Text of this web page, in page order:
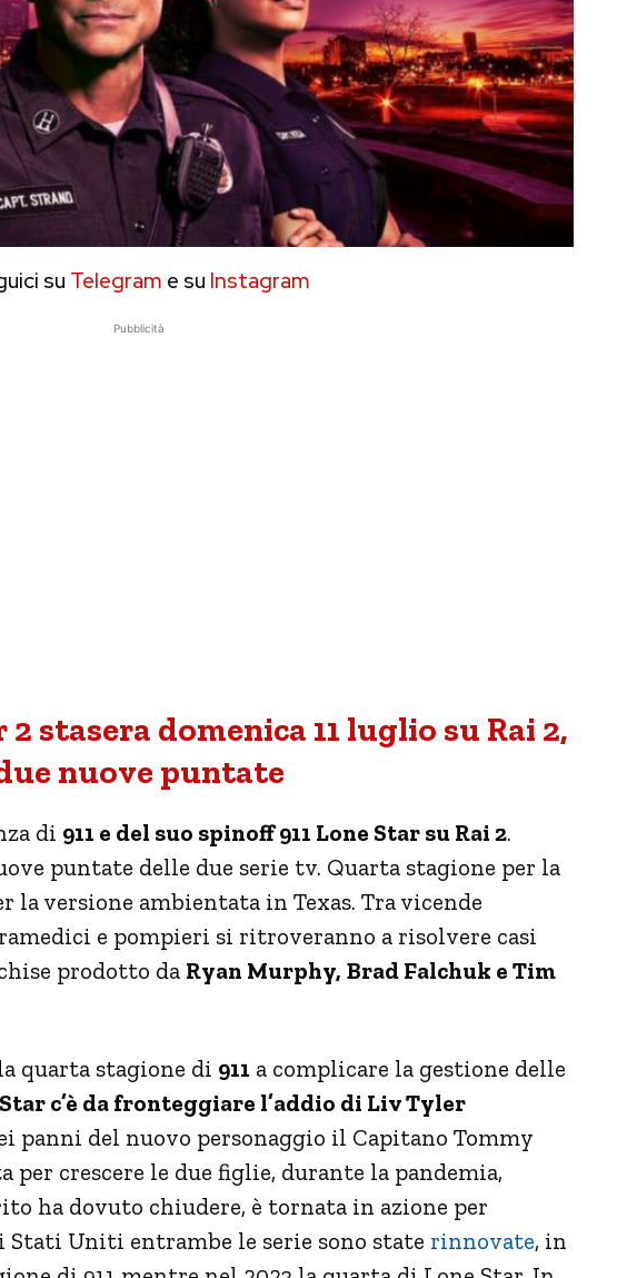
su Telegram e su Instagram
Pubblicità
2 stasera domenica 11 luglio su Rai 2,
nuove puntate
di 911 e del suo spinoff 911 Lone Star su Rai 2.
puntate delle due serie tv. Quarta stagione per la
la versione ambientata in Texas. Tra vicende
e pompieri si ritroveranno a risolvere casi
prodotto da Ryan Murphy, Brad Falchuk e Tim
quarta stagione di 911 a complicare la gestione delle
c’è da fronteggiare l’addio di Liv Tyler
panni del nuovo personaggio il Capitano Tommy
per crescere le due figlie, durante la pandemia,
ha dovuto chiudere, è tornata in azione per
Uniti entrambe le serie sono state rinnovate, in